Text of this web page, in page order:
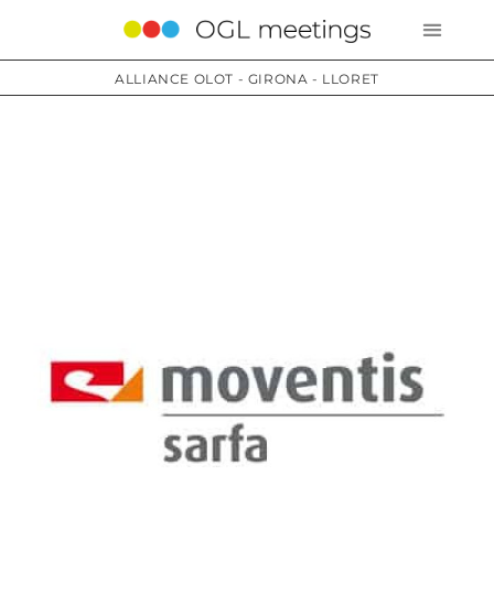
ALLIANCE OLOT - GIRONA - LLORET